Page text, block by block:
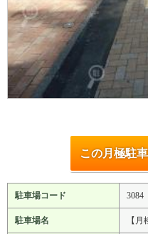
この月極駐
駐車場コード 3084
駐車場名 【